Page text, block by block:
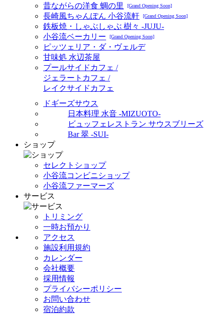
昔ながらの洋食 蜩の里
[Grand Opening Soon]
長崎風ちゃんぽん 小谷流軒 [Grand Opening Soon]
鉄板焼・しゃぶしゃぶ 樹々 -JUJU-
小谷流ベーカリー
[Grand Opening Soon]
ピッツェリア・ダ・ヴェルデ
甘味処 水辺茶屋
プールサイドカフェ /
ジェラートカフェ /
レイクサイドカフェ
ドギーズサウス
日本料理 水音 -MIZUOTO-
ビュッフェレストラン サウスブリーズ
Bar 翠 -SUI-
ショップ
セレクトショップ
小谷流コンビニショップ
小谷流ファーマーズ
サービス
トリミング
一時お預かり
アクセス
施設利用規約
カレンダー
会社概要
採用情報
プライバシーポリシー
お問い合わせ
宿泊約款